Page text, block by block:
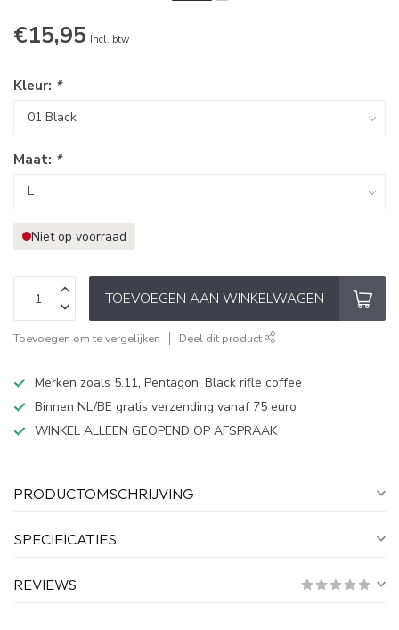
€15,95 Incl. btw
Kleur: *
Maat: *
Niet op voorraad
TOEVOEGEN AAN WINKELWAGEN
Toevoegen om te vergelijken Deel dit product
Merken zoals 5.11, Pentagon, Black rifle coffee
Binnen NL/BE gratis verzending vanaf 75 euro
WINKEL ALLEEN GEOPEND OP AFSPRAAK
PRODUCTOMSCHRIJVING
SPECIFICATIES
REVIEWS